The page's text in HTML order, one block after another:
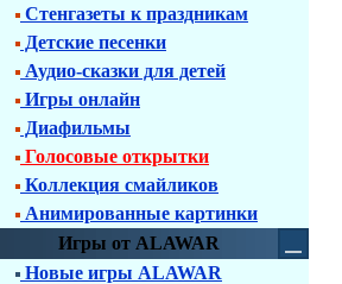
Стенгазеты к праздникам
Детские песенки
Аудио-сказки для детей
Игры онлайн
Диафильмы
Голосовые открытки
Коллекция смайликов
Анимированные картинки
Игры от ALAWAR
Новые игры ALAWAR